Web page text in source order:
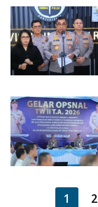
Paginasi
1 2